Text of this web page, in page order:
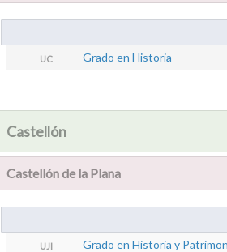
UC Grado en Historia
Castellón
Castellón de la Plana
UJI Grado en Historia y